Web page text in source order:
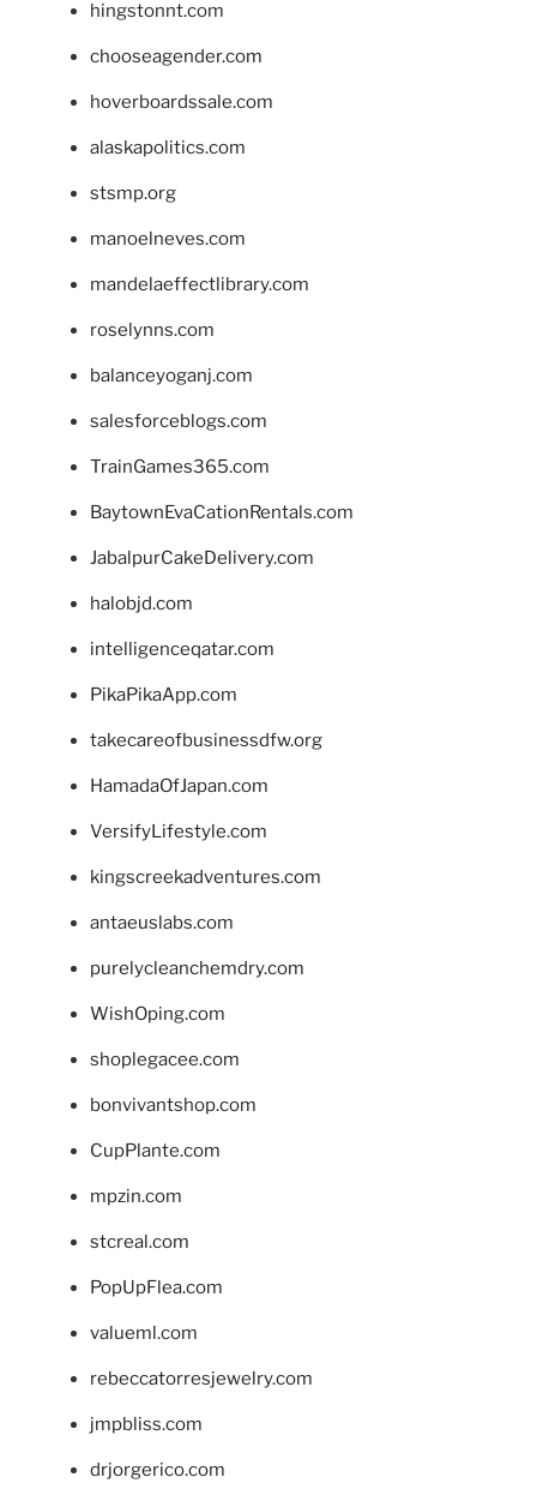
hingstonnt.com
chooseagender.com
hoverboardssale.com
alaskapolitics.com
stsmp.org
manoelneves.com
mandelaeffectlibrary.com
roselynns.com
balanceyoganj.com
salesforceblogs.com
TrainGames365.com
BaytownEvaCationRentals.com
JabalpurCakeDelivery.com
halobjd.com
intelligenceqatar.com
PikaPikaApp.com
takecareofbusinessdfw.org
HamadaOfJapan.com
VersifyLifestyle.com
kingscreekadventures.com
antaeuslabs.com
purelycleanchemdry.com
WishOping.com
shoplegacee.com
bonvivantshop.com
CupPlante.com
mpzin.com
stcreal.com
PopUpFlea.com
valueml.com
rebeccatorresjewelry.com
jmpbliss.com
drjorgerico.com